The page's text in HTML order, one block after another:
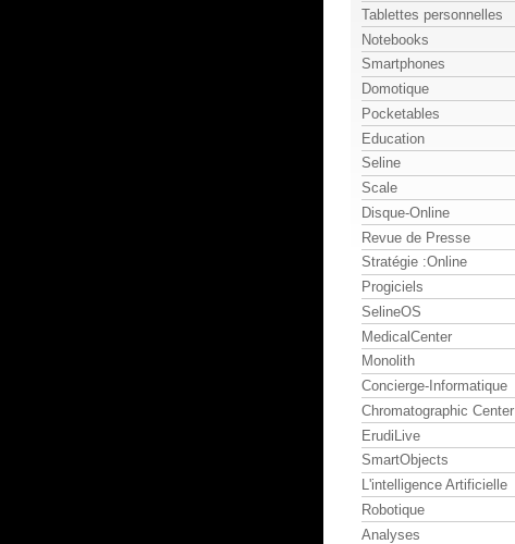
Tablettes personnelles
Notebooks
Smartphones
Domotique
Pocketables
Education
Seline
Scale
Disque-Online
Revue de Presse
Stratégie :Online
Progiciels
SelineOS
MedicalCenter
Monolith
Concierge-Informatique
Chromatographic Center
ErudiLive
SmartObjects
L'intelligence Artificielle
Robotique
Analyses